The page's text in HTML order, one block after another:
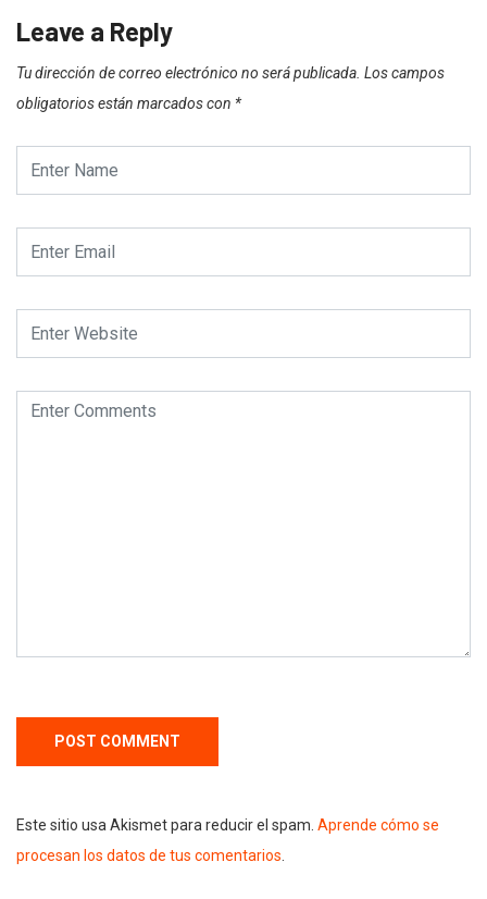
Leave a Reply
Tu dirección de correo electrónico no será publicada. Los campos
obligatorios están marcados con *
Este sitio usa Akismet para reducir el spam. Aprende cómo se
procesan los datos de tus comentarios